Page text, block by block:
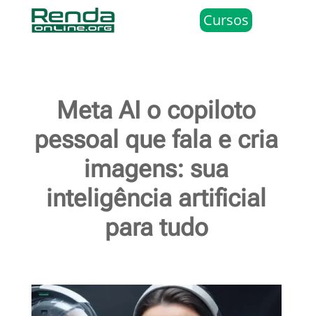
Cursos
Meta AI o copiloto
pessoal que fala e cria
imagens: sua
inteligência artificial
para tudo